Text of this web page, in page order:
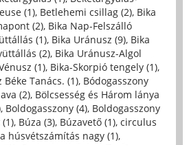
(1), Betlehemi csillag (2), Bika
(2), Bika Nap-Felszálló
(1), Bika Uránusz (9), Bika
(2), Bika Uránusz-Algol
(1), Bika-Skorpió tengely (1),
Béke Tanács. (1), Bódogasszony
(2), Bölcsesség és Három lánya
, Boldogasszony (4), Boldogasszony
, Búza (3), Búzavető (1), circulus
húsvétszámítás nagy (1),